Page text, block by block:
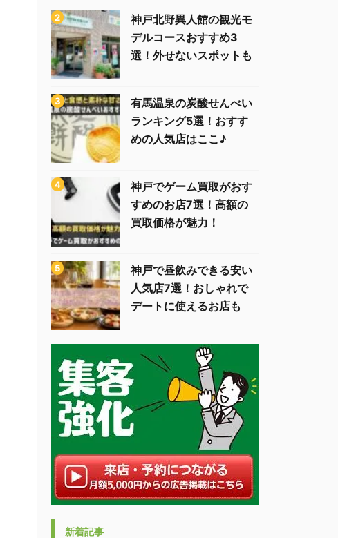
神戸北野異人館の観光モ
デルコースおすすめ3
選！外せないスポットも
有馬温泉の炭酸せんべい
ランキング5選！おすす
めの人気店はここ♪
神戸でゲーム買取がおす
すめのお店7選！高額の
買取価格が魅力！
神戸で昼飲みできる安い
人気店7選！おしゃれで
デートに使えるお店も
新着記事